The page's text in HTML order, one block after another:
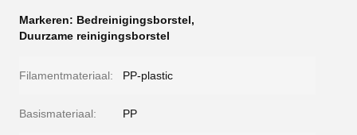
Markeren: Bedreinigingsborstel,
Duurzame reinigingsborstel
Filamentmateriaal: PP-plastic
Basismateriaal: PP